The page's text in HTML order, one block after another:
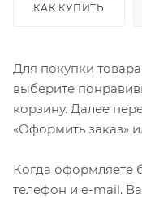
КАК КУПИТЬ
Для покупки
выберите
корзину. Далее
«Оформить заказ»
Когда оформляете
телефон и e-mail.